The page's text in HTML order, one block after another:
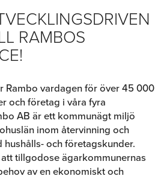
RAMBOS
Rambo vardagen för över 45 000
och företag i våra fyra
AB är ett kommunägt miljö
inom återvinning och
hushålls- och företagskunder.
tillgodose ägarkommunernas
av en ekonomiskt och